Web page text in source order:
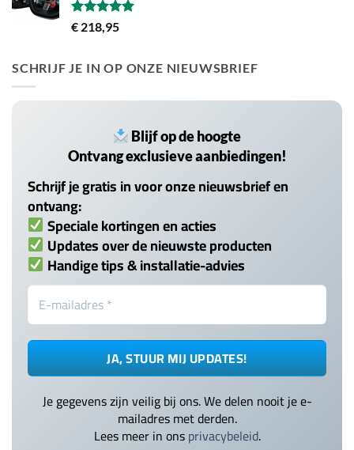
Gewaardeerd
uit 5
€ 218,95
SCHRIJF JE IN OP ONZE NIEUWSBRIEF
Blijf op de hoogte
Ontvang exclusieve aanbiedingen!
Schrijf je gratis in voor onze nieuwsbrief en
ontvang:
Speciale kortingen en acties
Updates over de nieuwste producten
Handige tips & installatie-advies
Je gegevens zijn veilig bij ons. We delen nooit je e-
mailadres met derden.
Lees meer in onsprivacybeleid.